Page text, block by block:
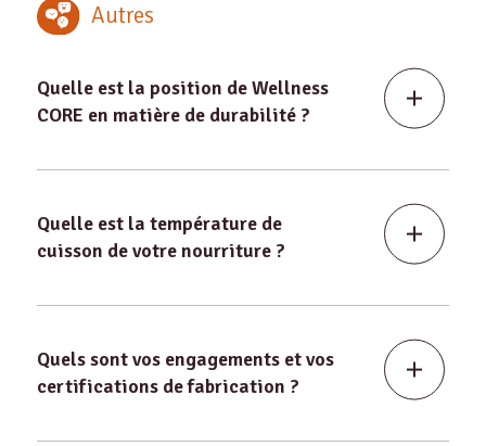
Autres
Quelle est la position de Wellness
CORE en matière de durabilité ?
Quelle est la température de
cuisson de votre nourriture ?
Quels sont vos engagements et vos
certifications de fabrication ?